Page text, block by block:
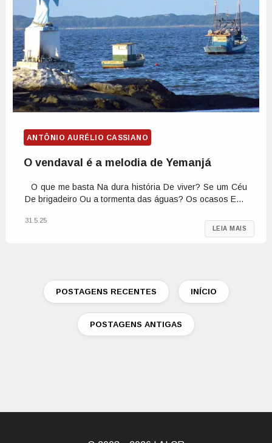
ANTÔNIO AURÉLIO CASSIANO
O vendaval é a melodia de Yemanjá
O que me basta Na dura história De viver? Se um Céu
De brigadeiro Ou a tormenta das águas? Os ocasos E...
LEIA MAIS
31.5.25
POSTAGENS RECENTES INÍCIO
POSTAGENS ANTIGAS